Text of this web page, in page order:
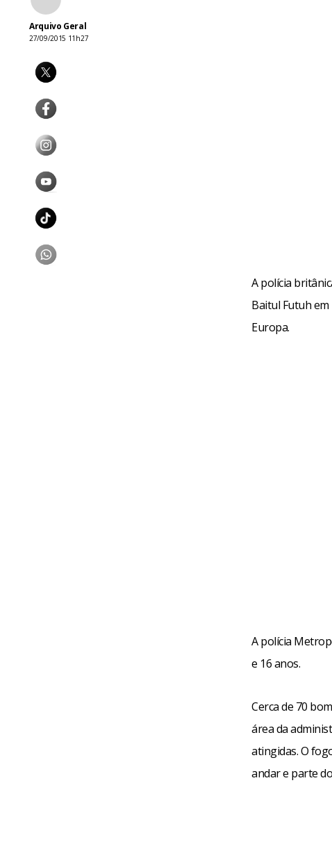
Arquivo Geral
27/09/2015 11h27
A polícia
Baitul Futuh
Europa.
A polícia
e 16 anos.
Cerca de 70
área da
atingidas. O
andar e parte